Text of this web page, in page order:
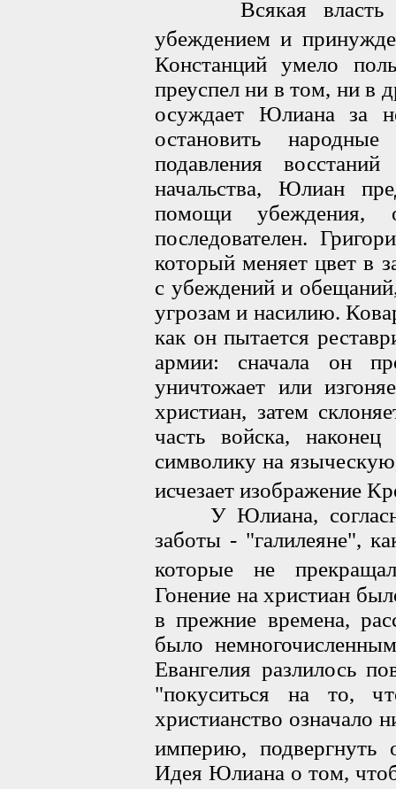
Всякая власть
убеждением и
Констанций умело
преуспел ни в том, ни в
осуждает Юлиана за
остановить
подавления
начальства, Юлиан
помощи
последователен.
который меняет цвет в
с убеждений и
угрозам и насилию.
как он пытается
армии: сначала он
уничтожает или
христиан, затем
часть войска,
символику на
исчезает изображение
У Юлиана, согласно
заботы - "галилеяне",
которые не
Гонение на христиан
в прежние времена,
было
Евангелия разлилось
"покуситься на то,
христианство означало
империю, подвергнуть
Идея Юлиана о том,